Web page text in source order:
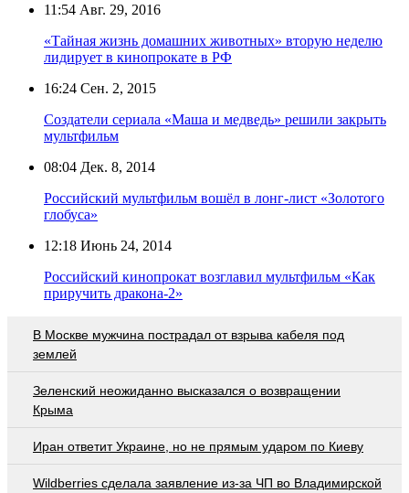
11:54 Авг. 29, 2016
«Тайная жизнь домашних животных» вторую неделю
лидирует в кинопрокате в РФ
16:24 Сен. 2, 2015
Создатели сериала «Маша и медведь» решили закрыть
мультфильм
08:04 Дек. 8, 2014
Российский мультфильм вошёл в лонг-лист «Золотого
глобуса»
12:18 Июнь 24, 2014
Российский кинопрокат возглавил мультфильм «Как
приручить дракона-2»
В Москве мужчина пострадал от взрыва кабеля под
землей
Зеленский неожиданно высказался о возвращении
Крыма
Иран ответит Украине, но не прямым ударом по Киеву
Wildberries cделала заявление из-за ЧП во Владимирской